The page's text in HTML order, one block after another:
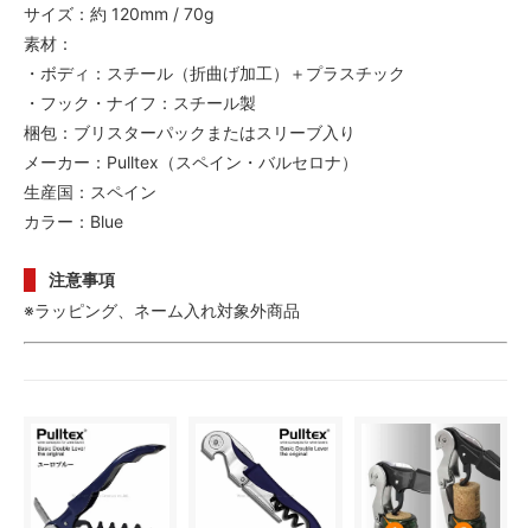
サイズ：約 120mm / 70g
素材：
・ボディ：スチール（折曲げ加工）＋プラスチック
・フック・ナイフ：スチール製
梱包：ブリスターパックまたはスリーブ入り
メーカー：Pulltex（スペイン・バルセロナ）
生産国：スペイン
カラー：Blue
注意事項
※ラッピング、ネーム入れ対象外商品